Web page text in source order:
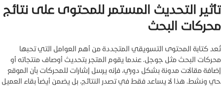
تأثير التحديث المستمر للمحتوى على نتائج
محركات البحث
تُعد كتابة المحتوى التسويقي المتجددة من أهم العوامل التي تحبها
محركات البحث مثل جوجل. عندما يقوم المتجر بتحديث أوصاف منتجاته أو
إضافة مقالات مدونة بشكل دوري، فإنه يرسل إشارات للمحركات بأن الموقع
حي ونشط. هذا لا يساعد فقط في تصدر النتائج، بل يضمن أيضاً بقاء العميل